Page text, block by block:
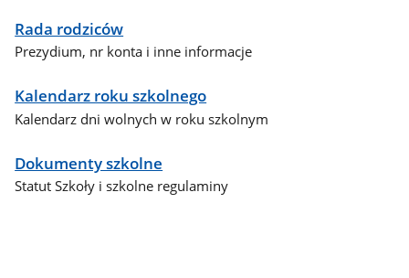
Rada rodziców
Prezydium, nr konta i inne informacje
Kalendarz roku szkolnego
Kalendarz dni wolnych w roku szkolnym
Dokumenty szkolne
Statut Szkoły i szkolne regulaminy